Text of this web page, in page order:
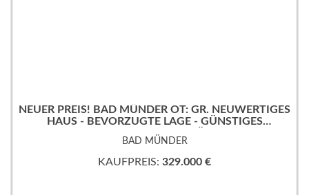
NEUER PREIS! BAD MÜNDER OT: GR. NEUWERTIGES
HAUS - BEVORZUGTE LAGE - GÜNSTIGES
ERBPACHTGRUNDSTÜCK!
BAD MÜNDER
KAUFPREIS: 329.000 €